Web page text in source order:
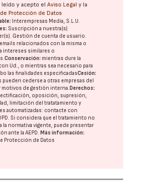
leído y acepto elAviso Legal y la
Protección de Datos
Interempresas Media, S.L.U.
Suscripción a nuestra(s)
Gestión de cuenta de usuario.
relacionados con la misma o
intereses similares o
Conservación: mientras dure la
Ud., o mientras sea necesario para
las finalidades especificadasCesión:
pueden cederse a otras empresas del
motivos de gestión interna.Derechos:
oposición, supresión,
limitación del tratatamiento y
automatizadas: contacte con
. Si considera que el tratamiento no
la normativa vigente, puede presentar
ante laAEPD .Más información:
Protección de Datos